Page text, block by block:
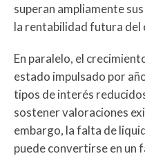
superan ampliamente
la rentabilidad futura
En paralelo, el
estado impulsado por
tipos de interés
sostener valoraciones
embargo, la falta de
puede convertirse en un